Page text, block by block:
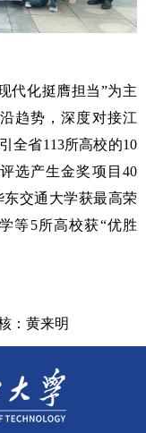
代化挺膺担当”为主
趋势，深度对接江
全省113所高校的10
选产生金奖项目40
交通大学获最高荣
等5所高校获“优胜
：黄来明